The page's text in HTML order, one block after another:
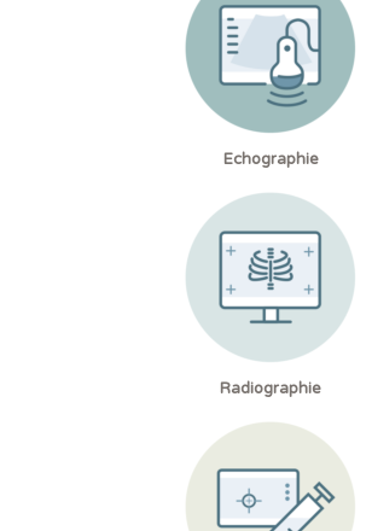
Echographie
Radiographie